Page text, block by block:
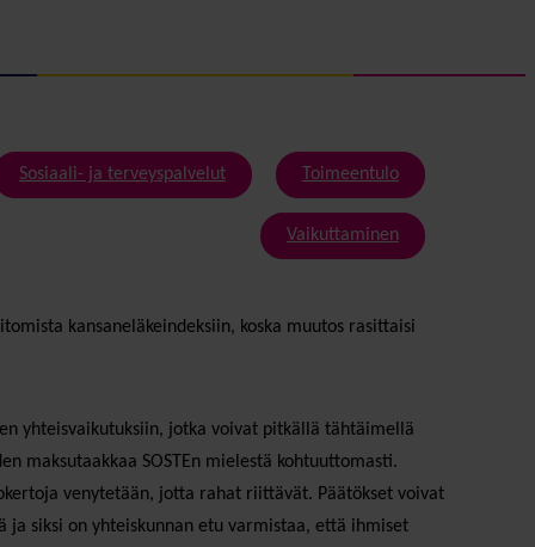
Sosiaali- ja terveyspalvelut Toimeentulo
Vaikuttaminen
kansaneläkeindeksiin, koska muutos rasittaisi
yhteisvaikutuksiin, jotka voivat pitkällä tähtäimellä
maksutaakkaa SOSTEn mielestä kohtuuttomasti.
venytetään, jotta rahat riittävät. Päätökset voivat
siksi on yhteiskunnan etu varmistaa, että ihmiset